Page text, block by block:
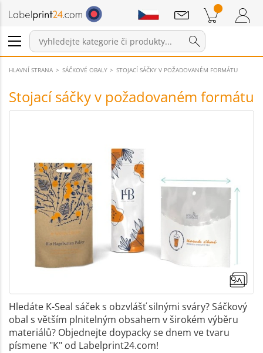
Přihlášení / Registrace
Položky v košíku Nákupní Košík
Sdělení
HLAVNÍ STRANA SÁČKOVÉ OBALY STOJACÍ SÁČKY V POŽADOVANÉM FORMÁTU
Stojací sáčky v požadovaném formátu
Hledáte K-Seal sáček s obzvlášť silnými sváry? Sáčkový
obal s větším plnitelným obsahem v širokém výběru
materiálů? Objednejte doypacky se dnem ve tvaru
písmene "K" od Labelprint24.com!